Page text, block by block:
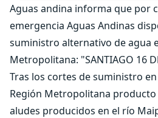
Aguas andina informa que por
emergencia Aguas Andinas
suministro alternativo de agua
Metropolitana: "SANTIAGO 16
Tras los cortes de suministro
Región Metropolitana producto
aludes producidos en el río